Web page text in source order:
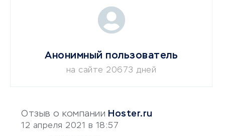
Отзыв о компании Hoster.ru
12 апреля 2021 в 18:57
Анонимный пользователь
на сайте 20673 дней